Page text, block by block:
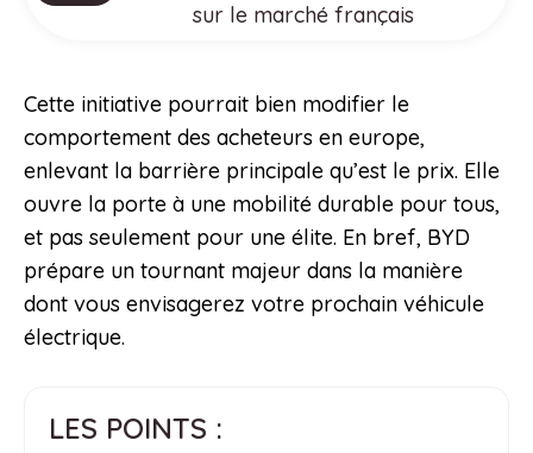
sur le marché français
Cette initiative pourrait bien modifier le
comportement des acheteurs en europe,
enlevant la barrière principale qu’est le prix. Elle
ouvre la porte à une mobilité durable pour tous,
et pas seulement pour une élite. En bref, BYD
prépare un tournant majeur dans la manière
dont vous envisagerez votre prochain véhicule
électrique.
LES POINTS :